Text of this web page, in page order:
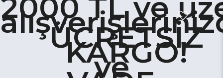
ÜCRETSİZ
KARGO!
ve